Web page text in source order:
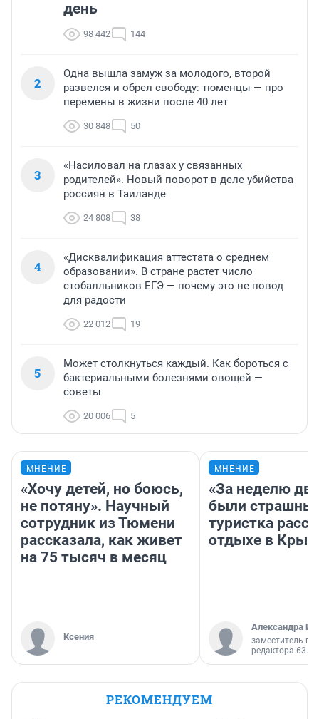
день
98 442 144
2
Одна вышла замуж за молодого, второй
развелся и обрел свободу: тюменцы — про
перемены в жизни после 40 лет
30 848 50
3
«Насиловал на глазах у связанных
родителей». Новый поворот в деле убийства
россиян в Таиланде
24 808 38
4
«Дисквалификация аттестата о среднем
образовании». В стране растет число
стобалльников ЕГЭ — почему это не повод
для радости
22 012 19
5
Может столкнуться каждый. Как бороться с
бактериальными болезнями овощей —
советы
20 006 5
МНЕНИЕ
«Хочу детей, но боюсь,
не потяну». Научный
сотрудник из Тюмени
рассказала, как живет
на 75 тысяч в месяц
Ксения
МНЕНИЕ
«За неделю
были
туристка
отдыхе в
Александра
заместитель
редактора 63.RU
РЕКОМЕНДУЕМ